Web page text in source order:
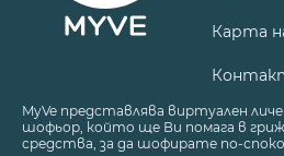
Карта
MyVe представлява виртуален
шофьор, който ще Ви помага в
средства, за да шофирате по-